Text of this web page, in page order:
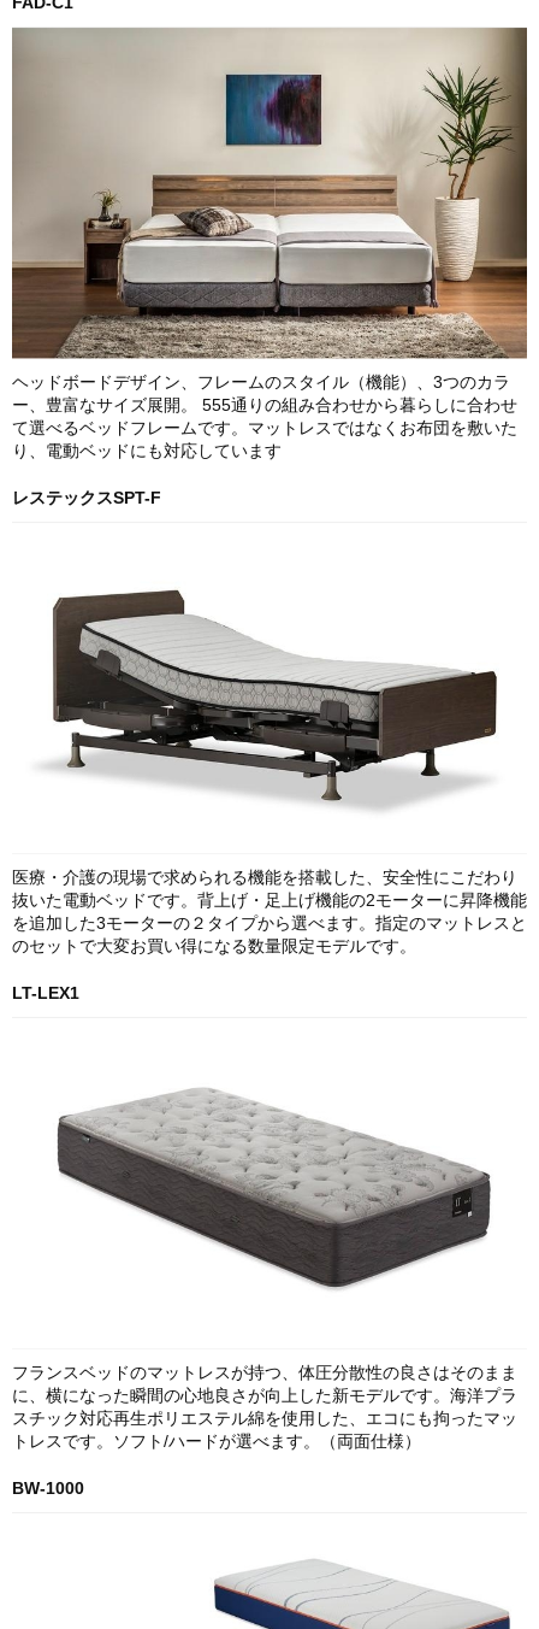
ヘッドボードデザイン、フレームのスタイル（機能）、3つのカラ
ー、豊富なサイズ展開。 555通りの組み合わせから暮らしに合わせ
て選べるベッドフレームです。マットレスではなくお布団を敷いた
り、電動ベッドにも対応しています
レステックスSPT-F
医療・介護の現場で求められる機能を搭載した、安全性にこだわり
抜いた電動ベッドです。背上げ・足上げ機能の2モーターに昇降機能
を追加した3モーターの２タイプから選べます。指定のマットレスと
のセットで大変お買い得になる数量限定モデルです。
LT-LEX1
フランスベッドのマットレスが持つ、体圧分散性の良さはそのまま
に、横になった瞬間の心地良さが向上した新モデルです。海洋プラ
スチック対応再生ポリエステル綿を使用した、エコにも拘ったマッ
トレスです。ソフト/ハードが選べます。（両面仕様）
BW-1000